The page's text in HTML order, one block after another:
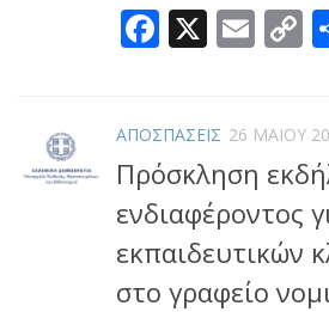
Facebook
X
ΑΠΟΣΠΑΣΕΙΣ 26 ΜΑΪ́ΟΥ
Πρόσκληση
ενδιαφέροντος
εκπαιδευτικών
στο γραφείο